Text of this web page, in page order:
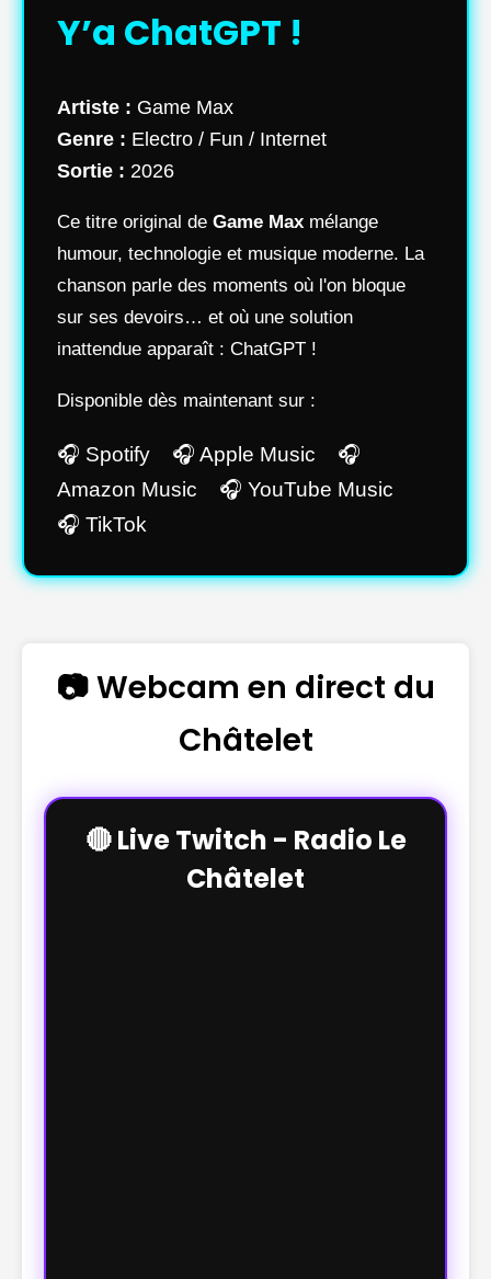
Y’a ChatGPT !
Artiste : Game Max
Genre : Electro / Fun / Internet
Sortie : 2026
Ce titre original de Game Max mélange
humour, technologie et musique moderne. La
chanson parle des moments où l'on bloque
sur ses devoirs… et où une solution
inattendue apparaît : ChatGPT !
Disponible dès maintenant sur :
🎧 Spotify 🎧 Apple Music 🎧
Amazon Music 🎧 YouTube Music
🎧 TikTok
📷 Webcam en direct du
Châtelet
🔴 Live Twitch - Radio Le
Châtelet